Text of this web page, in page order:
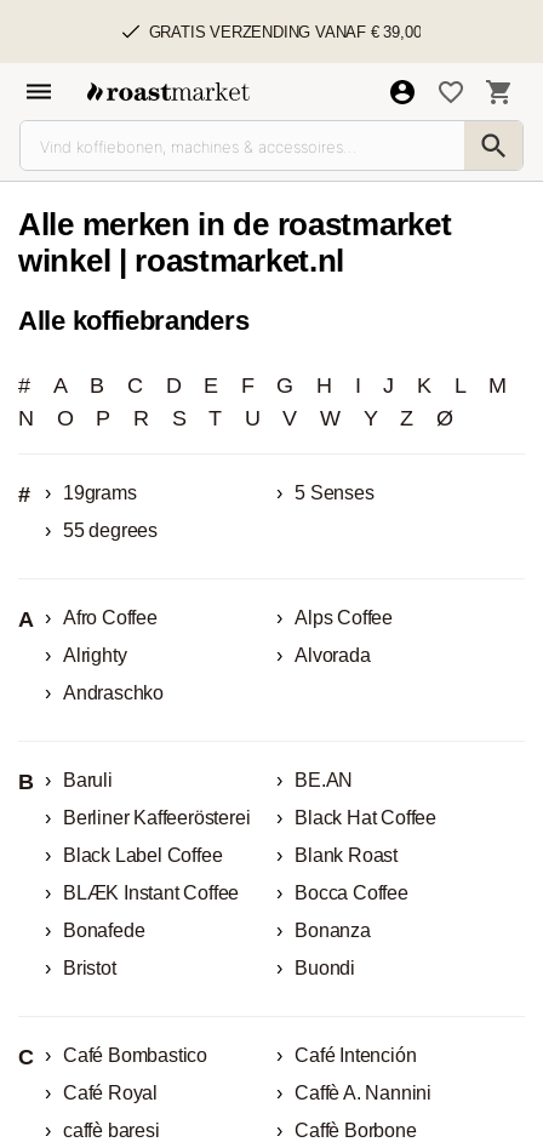
GRATIS VERZENDING VANAF € 39,00
Alle merken in de roastmarket
winkel | roastmarket.nl
Alle koffiebranders
# A B C D E F G H I J K L
M
N
O P R S T U V W Y Z Ø
# 19grams
5 Senses
55 degrees
A Afro Coffee
Alps Coffee
Alrighty
Alvorada
Andraschko
B Baruli
BE.AN
Berliner Kaffeerösterei
Black Hat Coffee
Black Label Coffee
Blank Roast
BLÆK Instant Coffee
Bocca Coffee
Bonafede
Bonanza
Bristot
Buondi
C Café Bombastico
Café Intención
Café Royal
Caffè A. Nannini
caffè baresi
Caffè Borbone